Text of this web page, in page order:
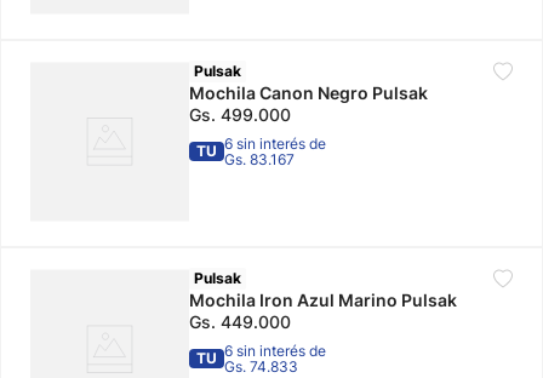
Pulsak
Mochila Canon Negro Pulsak
Gs. 499.000
TU 6 sin interés de
Gs. 83.167
Pulsak
Mochila Iron Azul Marino Pulsak
Gs. 449.000
TU 6 sin interés de
Gs. 74.833